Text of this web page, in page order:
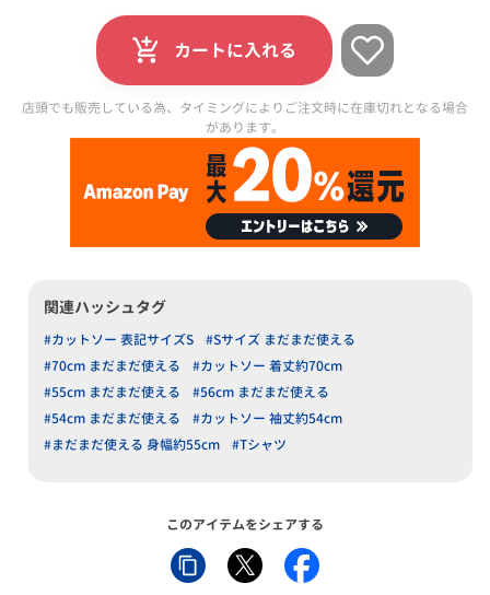
カートに入れる
店頭でも販売している為、タイミングによりご注文時に在庫切れとなる場合
があります。
関連ハッシュタグ
#カットソー 表記サイズS
#Sサイズ まだまだ使える
#70cm まだまだ使える
#カットソー 着丈約70cm
#55cm まだまだ使える
#56cm まだまだ使える
#54cm まだまだ使える
#カットソー 袖丈約54cm
#まだまだ使える 身幅約55cm
#Tシャツ
このアイテムをシェアする